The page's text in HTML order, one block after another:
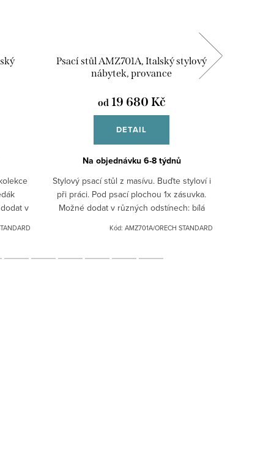
v
Psací stůl AMZ701A, Italský stylový
nábytek, provance
od 19 680 Kč
DETAIL
Na objednávku 6-8 týdnů
Stylový psací stůl z masívu. Buďte styloví i
při práci. Pod psací plochou 1x zásuvka.
Možné dodat v různých odstínech: bílá
barevná...
Kód: AMZ701A/ORECH STANDARD